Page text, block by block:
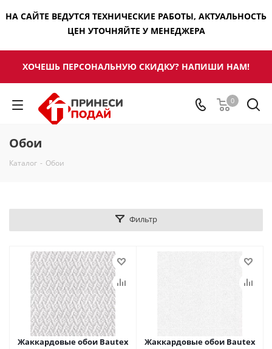
НА САЙТЕ ВЕДУТСЯ ТЕХНИЧЕСКИЕ РАБОТЫ, АКТУАЛЬНОСТЬ
ЦЕН УТОЧНЯЙТЕ У МЕНЕДЖЕРА
ХОЧЕШЬ ПЕРСОНАЛЬНУЮ СКИДКУ? НАПИШИ НАМ!
0
Обои
Каталог - Обои
Фильтр
Жаккардовые обои Bautex
Жаккардовые обои Bautex